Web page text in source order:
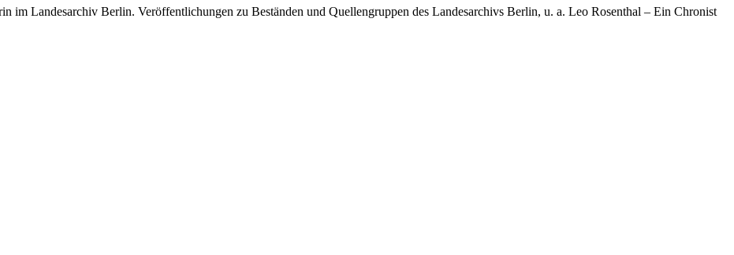
im Landesarchiv Berlin. Veröffentlichungen zu Beständen und Quellengruppen des Landesarchivs Berlin, u. a. Leo Rosenthal – Ein Chronist